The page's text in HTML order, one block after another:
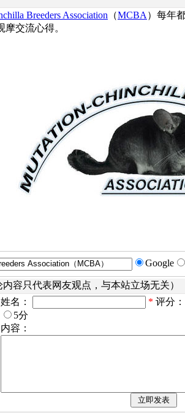
Breeders Association （MCBA ）每年
交流心得。
Google
内容只代表网友观点，与本站立场无关）
姓名：
* 评分
5分
内容：